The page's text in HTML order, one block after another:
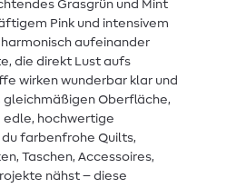
Grasgrün und Mint
Pink und intensivem
aufeinander
die direkt Lust aufs
wirken wunderbar klar und
Oberfläche,
edle, hochwertige
farbenfrohe Quilts,
Taschen, Accessoires,
nähst – diese